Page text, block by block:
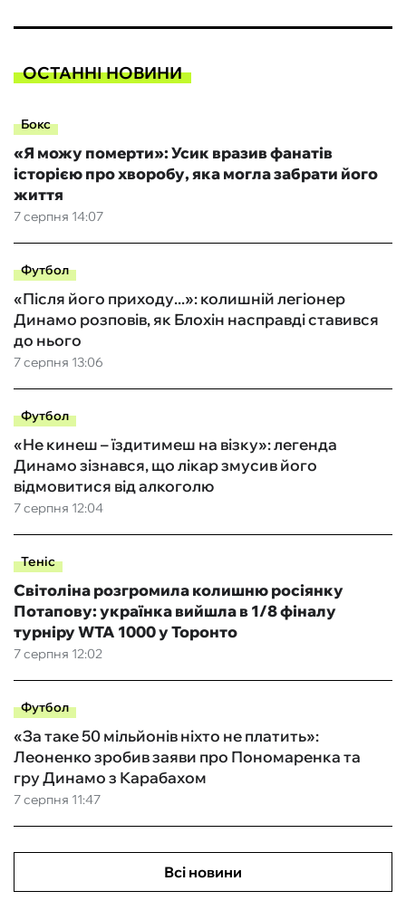
ОСТАННІ НОВИНИ
Бокс
7 серпня 14:07
«Я можу померти»: Усик вразив фанатів
історією про хворобу, яка могла забрати його
життя
Футбол
7 серпня 13:06
«Після його приходу...»: колишній легіонер
Динамо розповів, як Блохін насправді ставився
до нього
Футбол
7 серпня 12:04
«Не кинеш – їздитимеш на візку»: легенда
Динамо зізнався, що лікар змусив його
відмовитися від алкоголю
Теніс
7 серпня 12:02
Світоліна розгромила колишню росіянку
Потапову: українка вийшла в 1/8 фіналу
турніру WTA 1000 у Торонто
Футбол
7 серпня 11:47
«За таке 50 мільйонів ніхто не платить»:
Леоненко зробив заяви про Пономаренка та
гру Динамо з Карабахом
Всі новини